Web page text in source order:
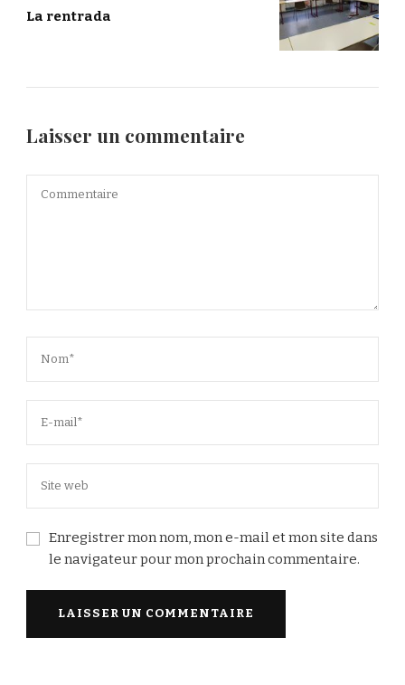
La rentrada
Laisser un commentaire
Enregistrer mon nom, mon e-mail et mon site dans
le navigateur pour mon prochain commentaire.